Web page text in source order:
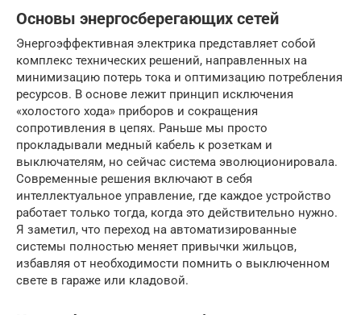
Основы энергосберегающих сетей
Энергоэффективная электрика представляет собой
комплекс технических решений, направленных на
минимизацию потерь тока и оптимизацию потребления
ресурсов. В основе лежит принцип исключения
«холостого хода» приборов и сокращения
сопротивления в цепях. Раньше мы просто
прокладывали медный кабель к розеткам и
выключателям, но сейчас система эволюционировала.
Современные решения включают в себя
интеллектуальное управление, где каждое устройство
работает только тогда, когда это действительно нужно.
Я заметил, что переход на автоматизированные
системы полностью меняет привычки жильцов,
избавляя от необходимости помнить о выключенном
свете в гараже или кладовой.